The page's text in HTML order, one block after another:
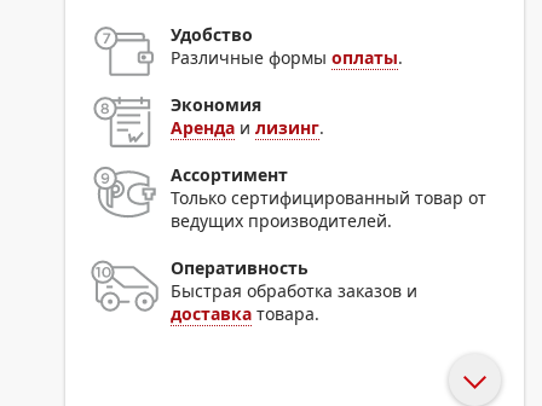
Удобство
Различные формыоплаты.
Экономия
Аренда илизинг.
Ассортимент
Только сертифицированный товар от
ведущих производителей.
Оперативность
Быстрая обработка заказов и
доставка товара.